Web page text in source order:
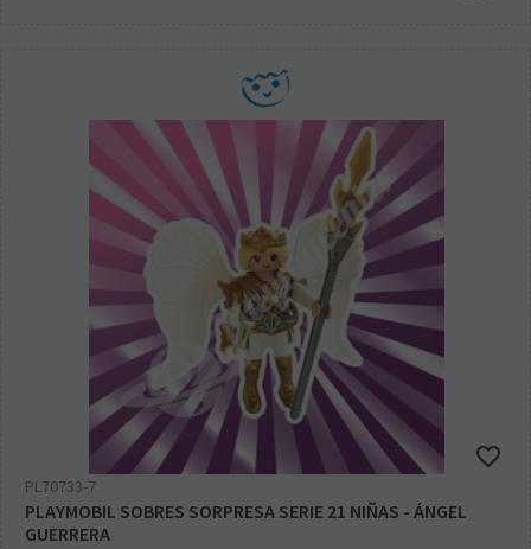
PL70733-7
PLAYMOBIL SOBRES SORPRESA SERIE 21 NIÑAS - ÁNGEL
GUERRERA